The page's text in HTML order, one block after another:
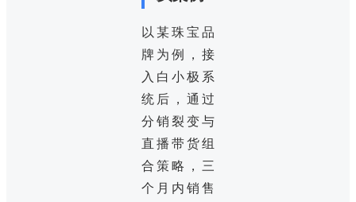
以某珠宝品
牌为例，接
入白小极系
统后，通过
分销裂变与
直播带货组
合策略，三
个月内销售